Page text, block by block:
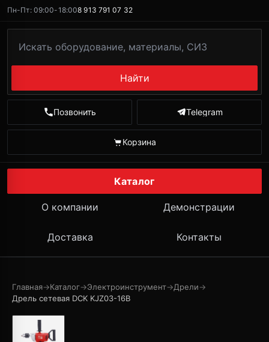
Пн-Пт: 09:00-18:008 913 791 07 32
Найти
Позвонить Telegram
Корзина
Каталог
О компании Демонстрации
Доставка Контакты
Главная→Каталог→Электроинструмент→Дрели→
Дрель сетевая DCK KJZ03-16B